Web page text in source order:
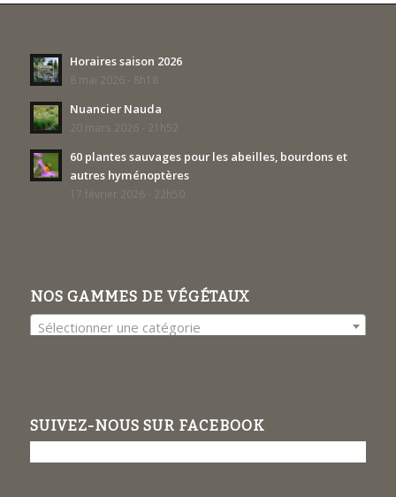
Horaires saison 2026
8 mai 2026 - 8h18
Nuancier Nauda
20 mars 2026 - 21h52
60 plantes sauvages pour les abeilles, bourdons et
autres hyménoptères
17 février 2026 - 22h50
NOS GAMMES DE VÉGÉTAUX
Sélectionner une catégorie
SUIVEZ-NOUS SUR FACEBOOK